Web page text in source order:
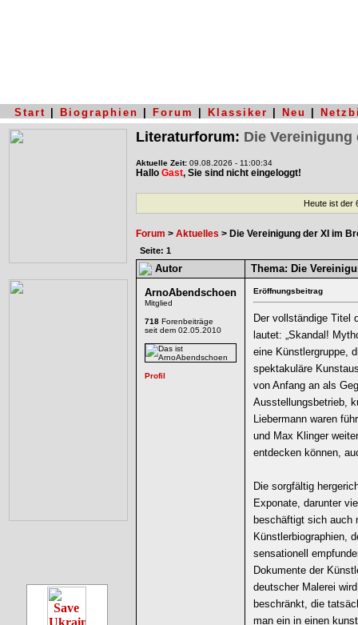
Start Biographien Forum Klassiker Neu
Literaturforum: Die Vereinigung
Aktuelle Zeit: 09.08.2026 - 11:00:34
Hallo Gast, Sie sind nicht eingeloggt!
Heute ist der
Forum > Aktuelles > Die Vereinigung der XI im
Seite: 1
Autor Thema: Die
ArnoAbendschoen
Mitglied
718 Forenbeiträge
seit dem 02.05.2010
Eröffnungsbeitrag
Der vollständige Titel
lautet: „Skandal!
eine Künstlergruppe,
spektakuläre
von Anfang an als
Ausstellungsbetrieb,
Liebermann waren
und Max Klinger
entdecken können,
Die sorgfältig
Exponate, darunter
beschäftigt sich auch
Künstlerbiographien,
sensationell
Dokumente der
deutscher Malerei
beschränkt, die
man ein in einen